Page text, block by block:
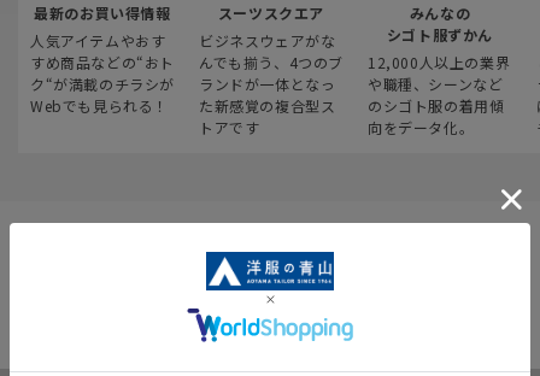
最新のお買い得情報
人気アイテムやおす
すめ商品などの“おト
ク“が満載のチラシが
Webでも見られる！
スーツスクエア
ビジネスウェアがな
んでも揃う、4つのブ
ランドが一体となっ
た新感覚の複合型ス
トアです
みんなの
シゴト服ずかん
12,000人以上の業界
や職種、シーンなど
のシゴト服の着用傾
向をデータ化。
ご利用ガイド サポート・お問い合わせ